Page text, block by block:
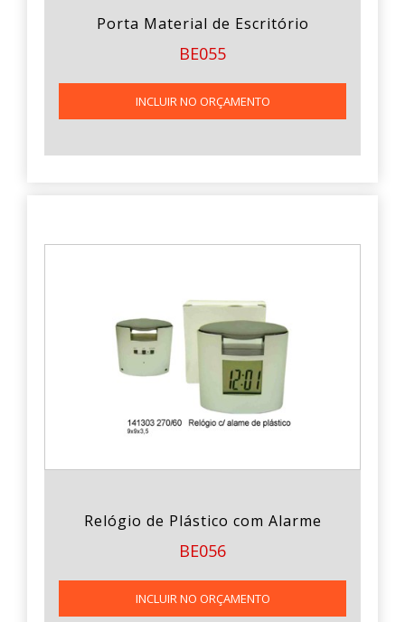
Porta Material de Escritório
BE055
INCLUIR NO ORÇAMENTO
Relógio de Plástico com Alarme
BE056
INCLUIR NO ORÇAMENTO